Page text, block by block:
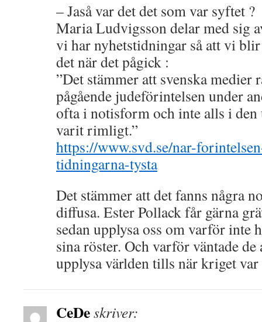
– Jaså var det det som var syftet ?
Maria Ludvigsson delar med sig
vi har nyhetstidningar så att vi
det när det pågick :
”Det stämmer att svenska medier
pågående judeförintelsen under
ofta i notisform och inte alls i den
varit rimligt.”
https://www.svd.se/nar-
tidningarna-tysta
Det stämmer att det fanns några
diffusa. Ester Pollack får gärna
sedan upplysa oss om varför inte
sina röster. Och varför väntade
upplysa världen tills när kriget var
CeDeskriver: